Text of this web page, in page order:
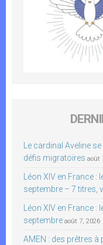
Le cardinal Aveline
défis migratoires août
Léon XIV en France :
septembre – 7 titres,
Léon XIV en France :
septembre août 7, 2026
AMEN : des prêtres à